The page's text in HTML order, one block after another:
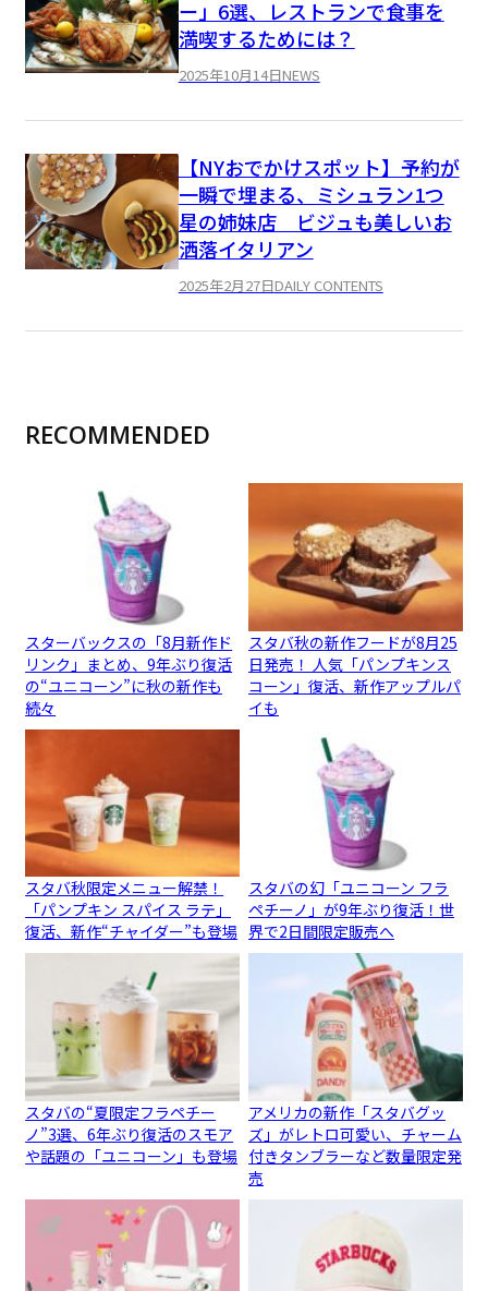
ー」6選、レストランで食事を
満喫するためには？
2025年10月14日NEWS
【NYおでかけスポット】予約が
一瞬で埋まる、ミシュラン1つ
星の姉妹店 ビジュも美しいお
洒落イタリアン
2025年2月27日DAILY CONTENTS
RECOMMENDED
スターバックスの「8月新作ド
リンク」まとめ、9年ぶり復活
の“ユニコーン”に秋の新作も
続々
スタバ秋の新作フードが8月25
日発売！ 人気「パンプキンス
コーン」復活、新作アップルパ
イも
スタバ秋限定メニュー解禁！
「パンプキン スパイス ラテ」
復活、新作“チャイダー”も登場
スタバの幻「ユニコーン フラ
ペチーノ」が9年ぶり復活！世
界で2日間限定販売へ
スタバの“夏限定フラペチー
ノ”3選、6年ぶり復活のスモア
や話題の「ユニコーン」も登場
アメリカの新作「スタバグッ
ズ」がレトロ可愛い、チャーム
付きタンブラーなど数量限定発
売